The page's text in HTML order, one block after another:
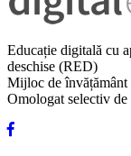
Educație digitală cu
deschise (RED)
Mijloc de învățământ
Omologat selectiv